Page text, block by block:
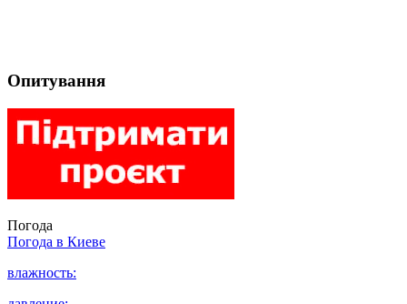
Опитування
Погода
Погода в Киеве
влажность: